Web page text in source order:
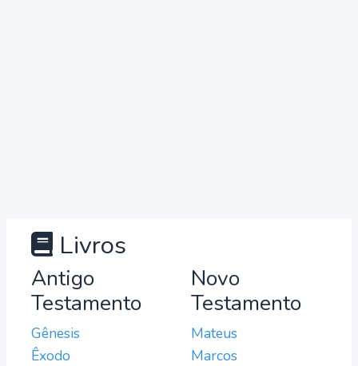
Livros
Antigo
Testamento
Gênesis
Êxodo
Novo
Testamento
Mateus
Marcos